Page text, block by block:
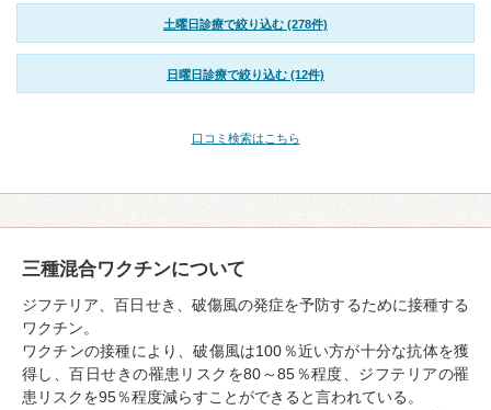
土曜日診療で絞り込む (278件)
日曜日診療で絞り込む (12件)
口コミ検索はこちら
三種混合ワクチンについて
ジフテリア、百日せき、破傷風の発症を予防するために接種する
ワクチン。
ワクチンの接種により、破傷風は100％近い方が十分な抗体を獲
得し、百日せきの罹患リスクを80～85％程度、ジフテリアの罹
患リスクを95％程度減らすことができると言われている。